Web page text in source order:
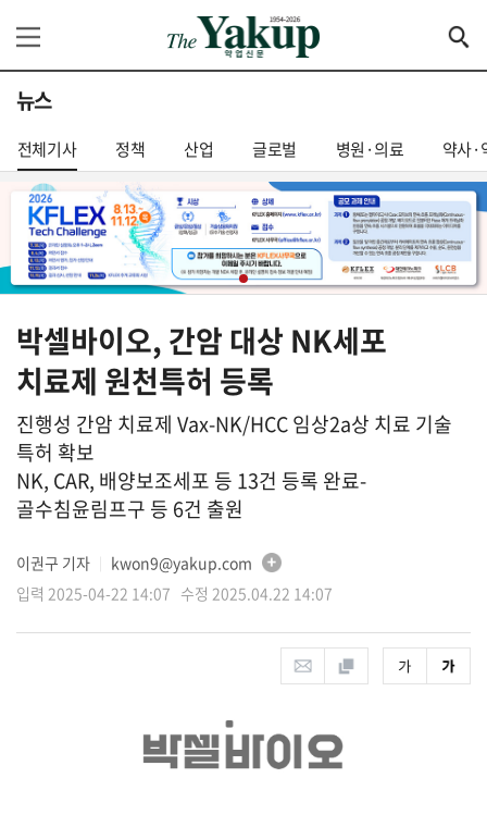
뉴스
전체기사 정책 산업 글로벌 병원·의료 약사·
박셀바이오, 간암 대상 NK세포
치료제 원천특허 등록
진행성 간암 치료제 Vax-NK/HCC 임상2a상 치료 기술
특허 확보
NK, CAR, 배양보조세포 등 13건 등록 완료-
골수침윤림프구 등 6건 출원
이권구 기자
kwon9@yakup.com
입력 2025-04-22 14:07 수정 2025.04.22 14:07